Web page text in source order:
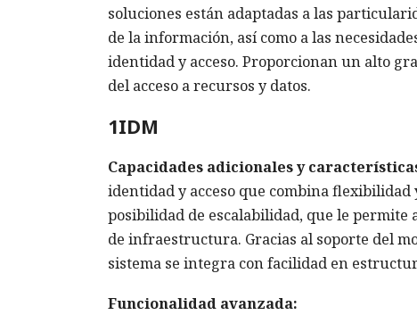
soluciones están adaptadas a las
de la información, así como a las
identidad y acceso. Proporcionan un alto
del acceso a recursos y datos.
1IDM
Capacidades adicionales y
identidad y acceso que combina
posibilidad de escalabilidad, que le
de infraestructura. Gracias al soporte del
sistema se integra con facilidad en
Funcionalidad avanzada: